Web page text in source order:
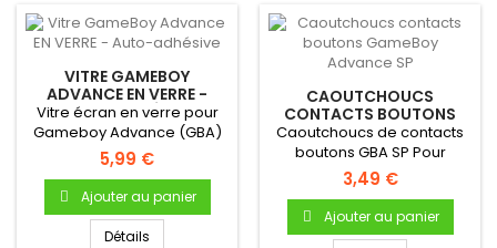
VITRE GAMEBOY
ADVANCE EN VERRE -
AUTO-ADHÉSIVE
Vitre écran en verre pour
Gameboy Advance (GBA)
5,99 €
Ajouter au panier
Détails
CAOUTCHOUCS
CONTACTS BOUTONS
GAMEBOY ADVANCE SP
Caoutchoucs de contacts
boutons GBA SP Pour
Gameboy Advance Bouton
A & B...
3,49 €
Ajouter au panier